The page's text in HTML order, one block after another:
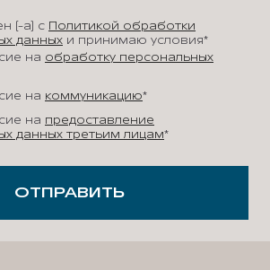
(-а) с Политикой обработки
данных и принимаю условия*
на обработку персональных
на коммуникацию*
на предоставление
данных третьим лицам*
ОТПРАВИТЬ